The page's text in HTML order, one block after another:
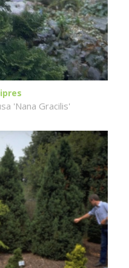
'Nana Gracilis'